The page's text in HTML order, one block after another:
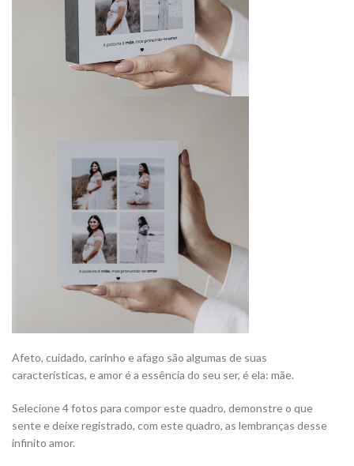
Afeto, cuidado, carinho e afago são algumas de suas
características, e amor é a essência do seu ser, é ela: mãe.
Selecione 4 fotos para compor este quadro, demonstre o que
sente e deixe registrado, com este quadro, as lembranças desse
infinito amor.